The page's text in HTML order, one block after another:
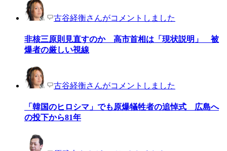
古谷経衡さんがコメントしました
非核三原則見直すのか 高市首相は「現状説明」 被
爆者の厳しい視線
古谷経衡さんがコメントしました
「韓国のヒロシマ」でも原爆犠牲者の追悼式 広島へ
の投下から81年